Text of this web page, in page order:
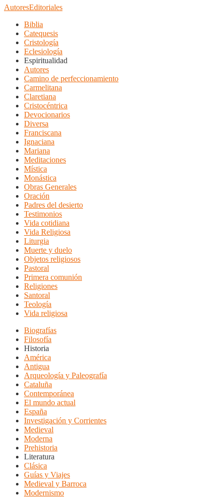
AutoresEditoriales
Biblia
Catequesis
Cristología
Eclesiología
Espiritualidad
Autores
Camino de perfeccionamiento
Carmelitana
Claretiana
Cristocéntrica
Devocionarios
Diversa
Franciscana
Ignaciana
Mariana
Meditaciones
Mística
Monástica
Obras Generales
Oración
Padres del desierto
Testimonios
Vida cotidiana
Vida Religiosa
Liturgia
Muerte y duelo
Objetos religiosos
Pastoral
Primera comunión
Religiones
Santoral
Teología
Vida religiosa
Biografías
Filosofía
Historia
América
Antigua
Arqueología y Paleografía
Cataluña
Contemporánea
El mundo actual
España
Investigación y Corrientes
Medieval
Moderna
Prehistoria
Literatura
Clásica
Guías y Viajes
Medieval y Barroca
Modernismo